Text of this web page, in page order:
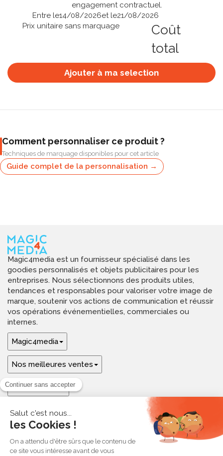
engagement contractuel.
Entre le14/08/2026et le21/08/2026
Prix unitaire sans marquage
Coût
total
Ajouter à ma selection
Comment personnaliser ce produit ?
Techniques de marquage disponibles pour cet article
Guide complet de la personnalisation →
Magic4media est un fournisseur spécialisé dans les
goodies personnalisés et objets publicitaires pour les
entreprises. Nous sélectionnons des produits utiles,
tendances et responsables pour valoriser votre image de
marque, soutenir vos actions de communication et réussir
vos opérations événementielles, commerciales ou
internes.
Magic4media
Nos meilleures ventes
Guides & aide
Ressources & inspirations